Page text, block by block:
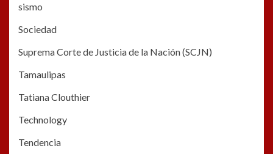
sismo
Sociedad
Suprema Corte de Justicia de la Nación (SCJN)
Tamaulipas
Tatiana Clouthier
Technology
Tendencia